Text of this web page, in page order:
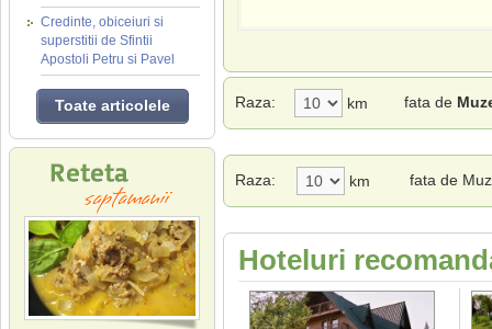
Credinte, obiceiuri si
superstitii de Sfintii
Apostoli Petru si Pavel
Toate articolele Raza: km fata de
Raza: km fata de
Hoteluri